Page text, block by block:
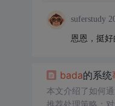
suferstudy
恩恩，挺好
bada的系统
本文介绍了如何
推荐处理策略；